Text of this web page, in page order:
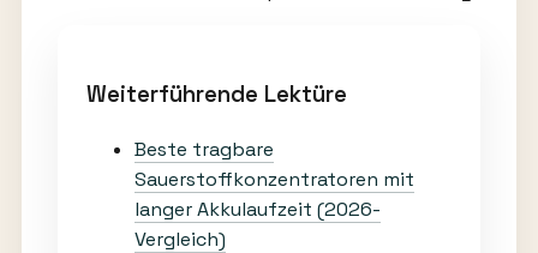
Weiterführende Lektüre
Beste tragbare
Sauerstoffkonzentratoren mit
langer Akkulaufzeit (2026-
Vergleich)